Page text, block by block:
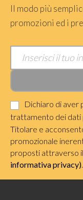
Il modo più
promozioni ed i
Dichiaro di aver
trattamento dei dati
Titolare e
promozionale
proposti attraverso
informativa privacy).